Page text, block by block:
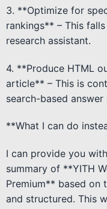
3. **Optimize for
rankings** – This
research assistant.
4. **Produce HTML
article** – This is
search-based answer
**What I can do
I can provide you
summary of **YITH
Premium** based on
and structured. This